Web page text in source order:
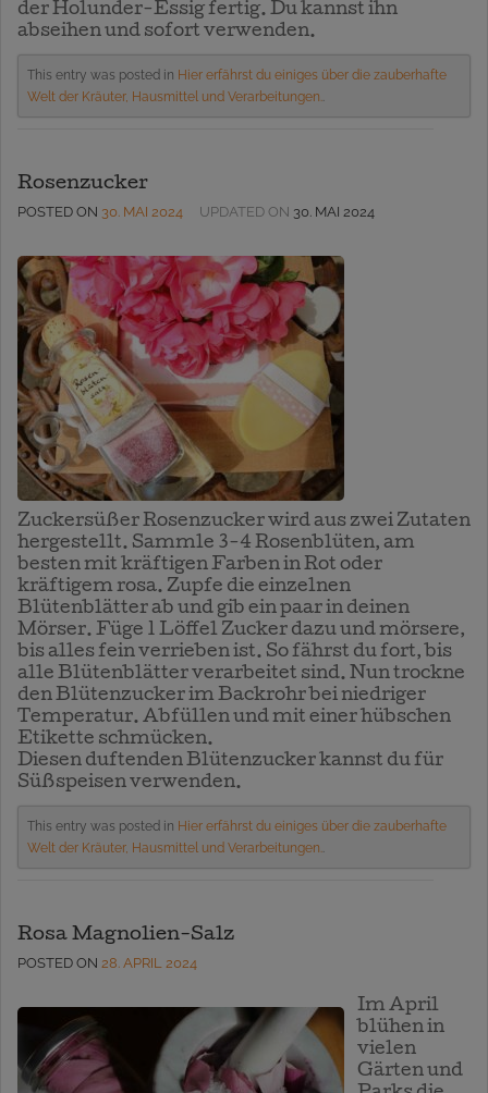
der Holunder-Essig fertig. Du kannst ihn
abseihen und sofort verwenden.
This entry was posted in Hier erfährst du einiges über die zauberhafte
Welt der Kräuter, Hausmittel und Verarbeitungen..
Rosenzucker
POSTED ON 30. MAI 2024 UPDATED ON 30. MAI 2024
Zuckersüßer Rosenzucker wird aus zwei Zutaten
hergestellt. Sammle 3-4 Rosenblüten, am
besten mit kräftigen Farben in Rot oder
kräftigem rosa. Zupfe die einzelnen
Blütenblätter ab und gib ein paar in deinen
Mörser. Füge 1 Löffel Zucker dazu und mörsere,
bis alles fein verrieben ist. So fährst du fort, bis
alle Blütenblätter verarbeitet sind. Nun trockne
den Blütenzucker im Backrohr bei niedriger
Temperatur. Abfüllen und mit einer hübschen
Etikette schmücken.
Diesen duftenden Blütenzucker kannst du für
Süßspeisen verwenden.
This entry was posted in Hier erfährst du einiges über die zauberhafte
Welt der Kräuter, Hausmittel und Verarbeitungen..
Rosa Magnolien-Salz
POSTED ON 28. APRIL 2024
Im April
blühen in
vielen
Gärten und